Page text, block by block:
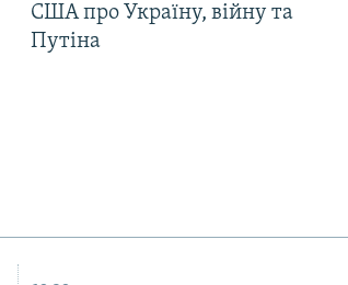
США про Україну, війну та
Путіна